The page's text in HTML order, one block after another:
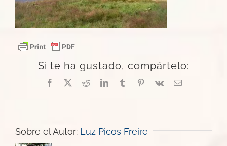
Si te ha gustado, compártelo:
Facebook
X RedditLinkedInTumblrPinterest
Vk
Correo
Sobre el Autor: Luz Picos Freire